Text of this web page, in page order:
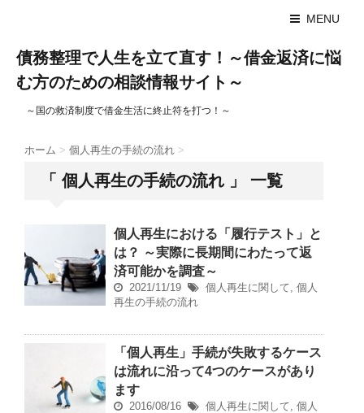
MENU
債務整理で人生を立て直す！～借金返済に悩
む方のための相談情報サイト～
～国の救済制度で借金生活に終止符を打つ！～
ホーム > 個人再生の手続の流れ >
「 個人再生の手続の流れ 」 一覧
個人再生における「履行テスト」と
は？ ～実際に長期間にわたって返
済可能かを調査～
2021/11/19 個人再生に関して, 個人
再生の手続の流れ
「個人再生」手続が失敗するケース
は流れに沿って4つのケースがあり
ます
2016/08/16 個人再生に関して, 個人